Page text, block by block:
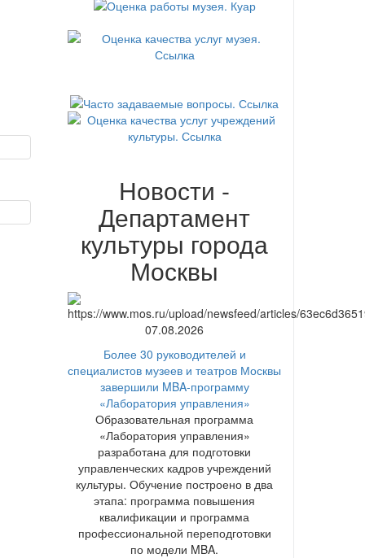
Новости -
Департамент
культуры города
Москвы
07.08.2026
Более 30 руководителей и
специалистов музеев и театров Москвы
завершили MBA-программу
«Лаборатория управления»
Образовательная программа
«Лаборатория управления»
разработана для подготовки
управленческих кадров учреждений
культуры. Обучение построено в два
этапа: программа повышения
квалификации и программа
профессиональной переподготовки
по модели MBA.